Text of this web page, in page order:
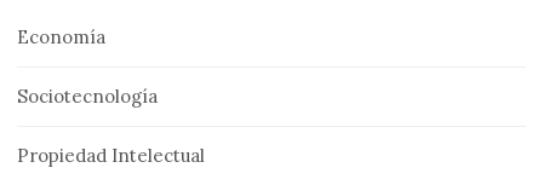
Economía
Sociotecnología
Propiedad Intelectual